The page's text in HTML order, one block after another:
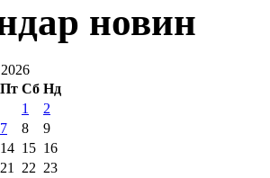
новин
Пт Сб Нд
1
2
7 8
9
14 15 16
21 22 23